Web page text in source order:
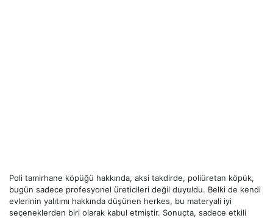
Poli tamirhane köpüğü hakkında, aksi takdirde, poliüretan köpük,
bugün sadece profesyonel üreticileri değil duyuldu. Belki de kendi
evlerinin yalıtımı hakkında düşünen herkes, bu materyali iyi
seçeneklerden biri olarak kabul etmiştir. Sonuçta, sadece etkili